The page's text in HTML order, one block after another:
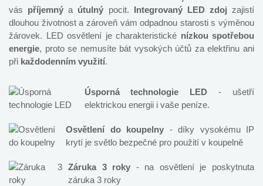
vás příjemný a útulný pocit. Integrovaný LED zdoj zajistí
dlouhou životnost a zároveň vám odpadnou starosti s výměnou
žárovek. LED osvětlení je charakteristické nízkou spotřebou
energie, proto se nemusíte bát vysokých účtů za elektřinu ani
při každodenním využití.
Úsporná technologie LED - ušetří
elektrickou energii i vaše peníze.
Osvětlení do koupelny - díky vysokému IP
krytí je světlo bezpečné pro použití v koupelně
Záruka 3 roky - na osvětlení je poskytnuta
záruka 3 roky